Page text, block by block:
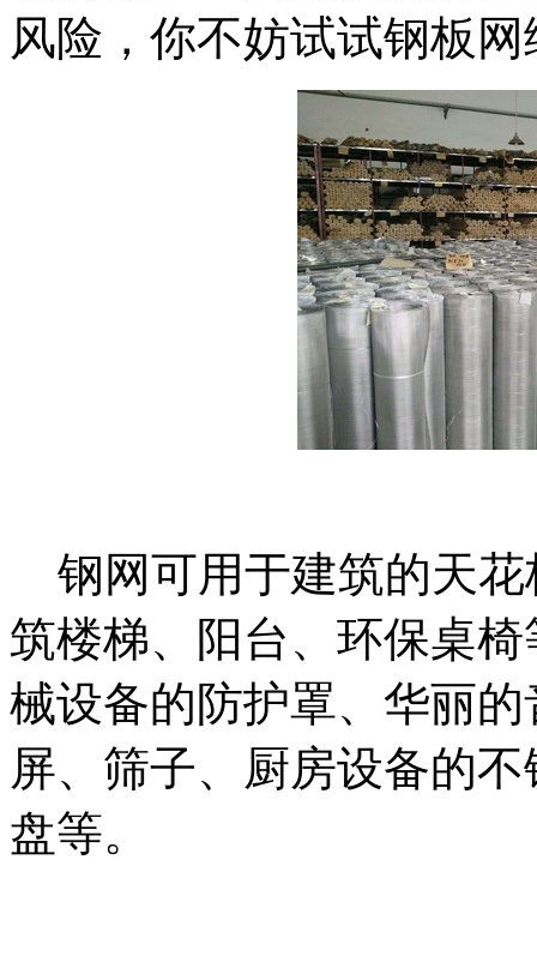
风险，你不妨试试钢板网
钢网可用于建筑的天花
筑楼梯、阳台、环保桌
械设备的防护罩、华丽
屏、筛子、厨房设备的
盘等。